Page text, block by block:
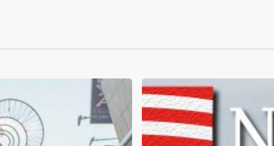
Notre
arrivée
en
Malaisie,
à